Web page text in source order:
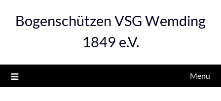
Bogenschützen VSG Wemding
1849 e.V.
Menu